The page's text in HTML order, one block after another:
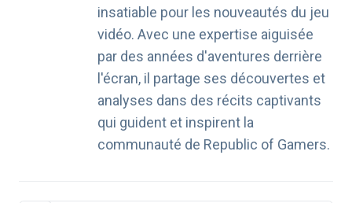
insatiable pour les nouveautés du jeu
vidéo. Avec une expertise aiguisée
par des années d'aventures derrière
l'écran, il partage ses découvertes et
analyses dans des récits captivants
qui guident et inspirent la
communauté de Republic of Gamers.